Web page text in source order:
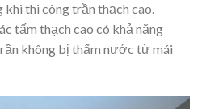
thi công trần thạch cao.
tấm thạch cao có khả năng
không bị thấm nước từ mái